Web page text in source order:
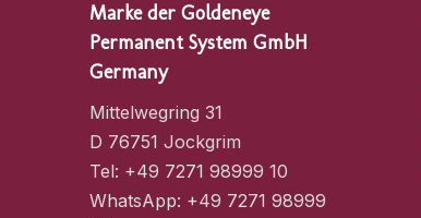
Marke der Goldeneye
Permanent System GmbH
Germany
Mittelwegring 31
D 76751 Jockgrim
Tel: +49 7271 98999 10
WhatsApp: +49 7271 98999